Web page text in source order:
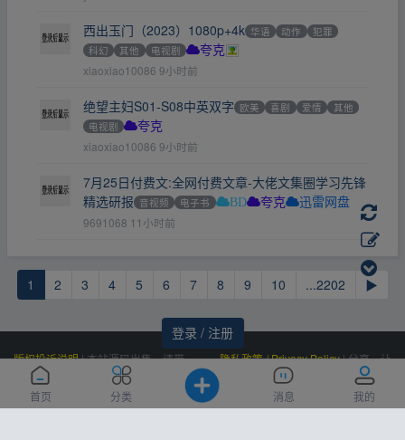
首页 分类 消息 我的
登录 / 注册
西出玉门（2023）1080p+4k 华语 动作
犯罪
科幻
其他 电视剧 夸克
xiaoxiao10086 9小时前
绝望主妇S01-S08中英双字 欧美 喜剧 爱情
其他
电视剧
夸克
xiaoxiao10086 9小时前
7月25日付费文:全网付费文章-大佬文集圈学习先锋
精选研报 音视频 电子书 BD 夸克 迅雷网盘
9691068 11小时前
1 2 3 4 5 6 7 8 9 10 ...2202 ▶
版权投诉说明|本站源码出售，请带
价邮箱联系，非诚勿扰！
隐私政策 / Privacy Policy|分享，让
资源更有价值！
Powered by
云盘资源网|
(Contact Us)：
|Processed: 0.365, SQL:
11|感谢恒创科技赞助